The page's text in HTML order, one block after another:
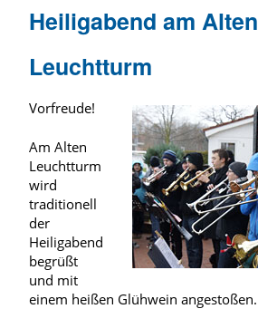
Heiligabend am Alten
Leuchtturm
Vorfreude!
Am Alten
Leuchtturm
wird
traditionell
der
Heiligabend
begrüßt
und mit
einem heißen Glühwein angestoßen.